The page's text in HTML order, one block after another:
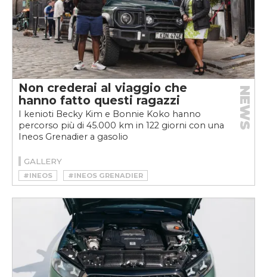
Non crederai al viaggio che
hanno fatto questi ragazzi
I kenioti Becky Kim e Bonnie Koko hanno
percorso più di 45.000 km in 122 giorni con una
Ineos Grenadier a gasolio
NEWS
GALLERY
#INEOS #INEOS GRENADIER